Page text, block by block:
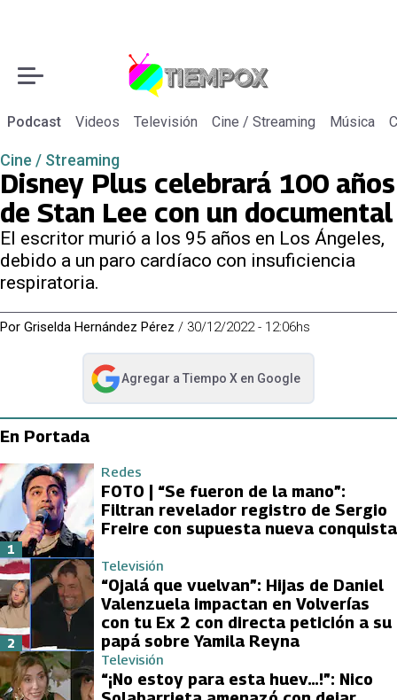
Podcast Videos Televisión Cine / Streaming Música
Cine / Streaming
Disney Plus celebrará 100 años
de Stan Lee con un documental
El escritor murió a los 95 años en Los Ángeles,
debido a un paro cardíaco con insuficiencia
respiratoria.
Por Griselda Hernández Pérez / 30/12/2022 - 12:06hs
Agregar a Tiempo Xen Google
abre en nueva pestaña
En Portada
Redes
FOTO | “Se fueron de la mano”:
Filtran revelador registro de Sergio
Freire con supuesta nueva conquista
1
Televisión
“Ojalá que vuelvan”: Hijas de Daniel
Valenzuela impactan en Volverías
con tu Ex 2 con directa petición a su
papá sobre Yamila Reyna
2
Televisión
“¡No estoy para esta huev…!”: Nico